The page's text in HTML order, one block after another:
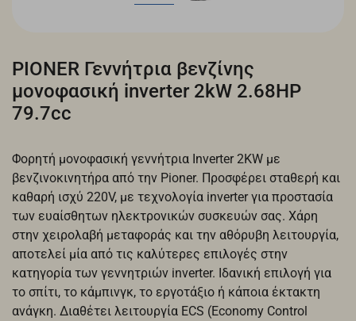
PIONER Γεννήτρια βενζίνης
μονοφασική inverter 2kW 2.68HP
79.7cc
Φορητή μονοφασική γεννήτρια Inverter 2KW με
βενζινοκινητήρα από την Pioner. Προσφέρει σταθερή και
καθαρή ισχύ 220V, με τεχνολογία inverter για προστασία
των ευαίσθητων ηλεκτρονικών συσκευών σας. Χάρη
στην χειρολαβή μεταφοράς και την αθόρυβη λειτουργία,
αποτελεί μία από τις καλύτερες επιλογές στην
κατηγορία των γεννητριών inverter. Ιδανική επιλογή για
το σπίτι, το κάμπινγκ, το εργοτάξιο ή κάποια έκτακτη
ανάγκη. Διαθέτει λειτουργία ECS (Economy Control